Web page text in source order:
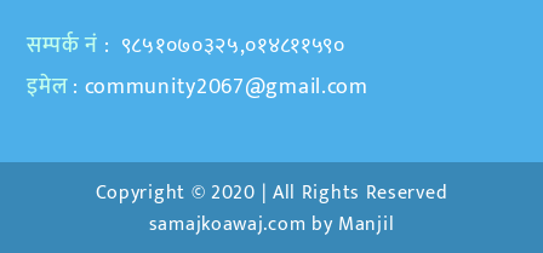
सम्पर्क नं : ९८५१०७०३२५,०१४८११५९०
इमेल: community2067@gmail.com
Copyright © 2020 | All Rights Reserved
samajkoawaj.com by Manjil